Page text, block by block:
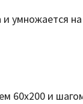
умножается
60х200 и